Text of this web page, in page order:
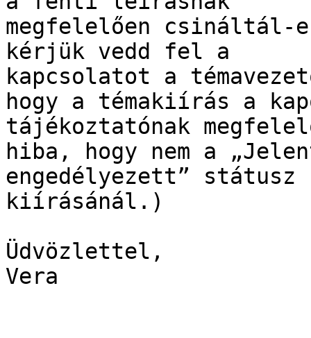
megfelelően csináltál-
kérjük vedd fel a
kapcsolatot a
hogy a témakiírás a
tájékoztatónak
hiba, hogy nem a
engedélyezett”
kiírásánál.)
Üdvözlettel,
Vera